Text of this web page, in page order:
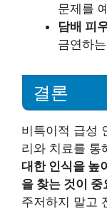
문제를
담배 피
금연하
결론
비특이적 급성
리와 치료를 통
대한 인식을 높
을 찾는 것이 중
주저하지 말고